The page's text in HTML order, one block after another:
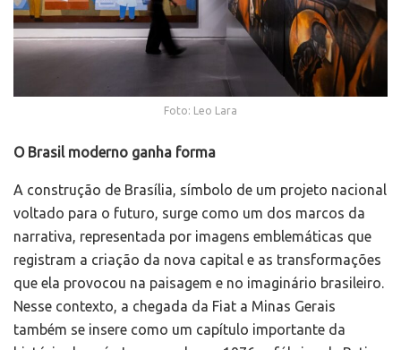
Foto: Leo Lara
O Brasil moderno ganha forma
A construção de Brasília, símbolo de um projeto nacional
voltado para o futuro, surge como um dos marcos da
narrativa, representada por imagens emblemáticas que
registram a criação da nova capital e as transformações
que ela provocou na paisagem e no imaginário brasileiro.
Nesse contexto, a chegada da Fiat a Minas Gerais
também se insere como um capítulo importante da